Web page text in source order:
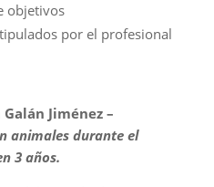
objetivos
por el profesional
Galán Jiménez –
animales durante el
3 años.